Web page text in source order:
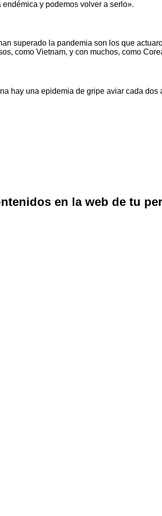
y podemos volver a serlo».
superado la pandemia son los que
como Vietnam, y con muchos, como
hay una epidemia de gripe aviar cada dos
en la web de tu